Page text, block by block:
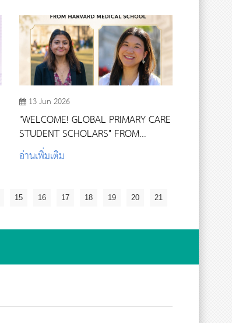
13 Jun 2026
"WELCOME! GLOBAL PRIMARY CARE
STUDENT SCHOLARS" FROM
HARVARD MEDICAL SCHOOL
อ่านเพิ่มเติม
15 16 17 18 19 20 21